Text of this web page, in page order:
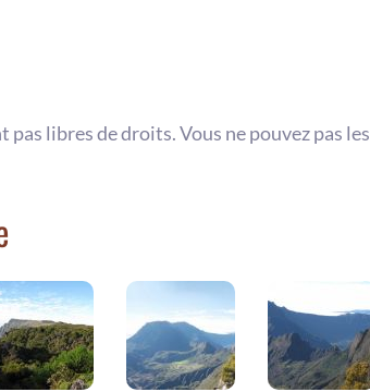
libres de droits. Vous ne pouvez pas les